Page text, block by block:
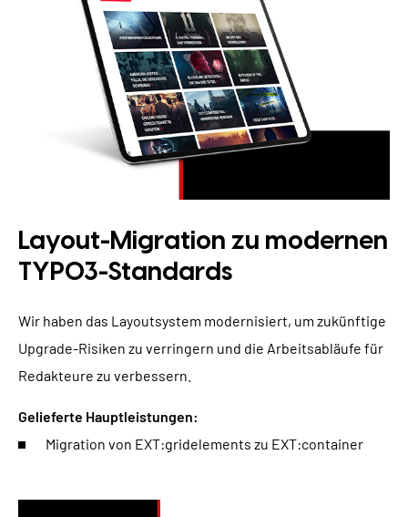
Layout-Migration zu modernen
TYPO3-Standards
Wir haben das Layoutsystem modernisiert, um zukünftige
Upgrade-Risiken zu verringern und die Arbeitsabläufe für
Redakteure zu verbessern.
Gelieferte Hauptleistungen:
Migration von EXT:gridelements zu EXT:container